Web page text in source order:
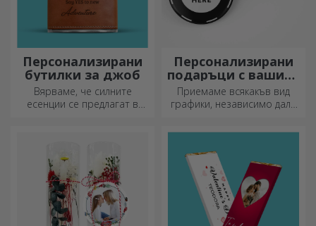
Персонализирани
бутилки за джоб
Вярваме, че силните
есенции се предлагат в
Персонализирани
подаръци с вашите
графики
Приемаме всякакъв вид
графики, независимо дали